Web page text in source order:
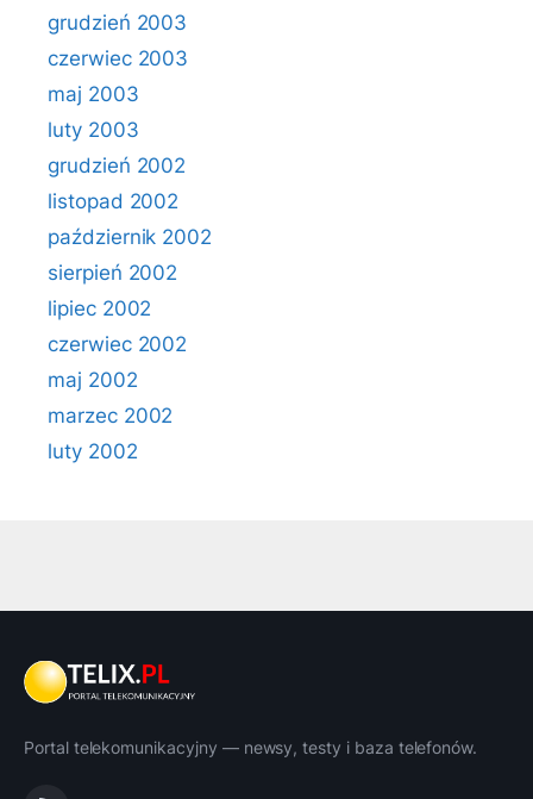
grudzień 2003
czerwiec 2003
maj 2003
luty 2003
grudzień 2002
listopad 2002
październik 2002
sierpień 2002
lipiec 2002
czerwiec 2002
maj 2002
marzec 2002
luty 2002
Portal telekomunikacyjny — newsy, testy i baza telefonów.